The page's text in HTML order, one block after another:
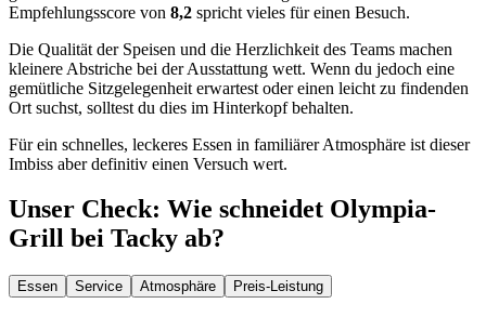
Empfehlungsscore von 8,2 spricht vieles für einen Besuch.
Die Qualität der Speisen und die Herzlichkeit des Teams machen
kleinere Abstriche bei der Ausstattung wett. Wenn du jedoch eine
gemütliche Sitzgelegenheit erwartest oder einen leicht zu findenden
Ort suchst, solltest du dies im Hinterkopf behalten.
Für ein schnelles, leckeres Essen in familiärer Atmosphäre ist dieser
Imbiss aber definitiv einen Versuch wert.
Unser Check: Wie schneidet Olympia-
Grill bei Tacky ab?
Essen Service Atmosphäre Preis-Leistung